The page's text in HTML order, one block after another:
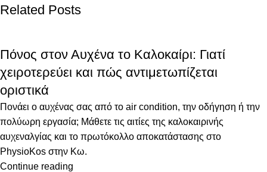
Related Posts
Πόνος στον Αυχένα το Καλοκαίρι: Γιατί
χειροτερεύει και πώς αντιμετωπίζεται
οριστικά
Πονάει ο αυχένας σας από το air condition, την οδήγηση ή την
πολύωρη εργασία; Μάθετε τις αιτίες της καλοκαιρινής
αυχεναλγίας και το πρωτόκολλο αποκατάστασης στο
PhysioKos στην Κω.
Continue reading